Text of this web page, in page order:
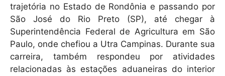
trajetória no Estado de Rondônia e passando por
São José do Rio Preto (SP), até chegar à
Superintendência Federal de Agricultura em São
Paulo, onde chefiou a Utra Campinas. Durante sua
carreira, também respondeu por atividades
relacionadas às estações aduaneiras do interior